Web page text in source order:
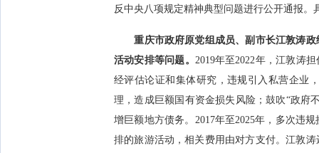
反中央八项规定精神典型问题进行公开通报。
重庆市政府原党组成员、副市长江敦涛
活动安排等问题。 2019年至2022年，江敦涛
经评估论证和集体研究，违规引入私营企业
理，造成巨额国有资金损失风险；鼓吹“政府
增巨额地方债务。2017年至2025年，多次违
排的旅游活动，相关费用由对方支付。江敦